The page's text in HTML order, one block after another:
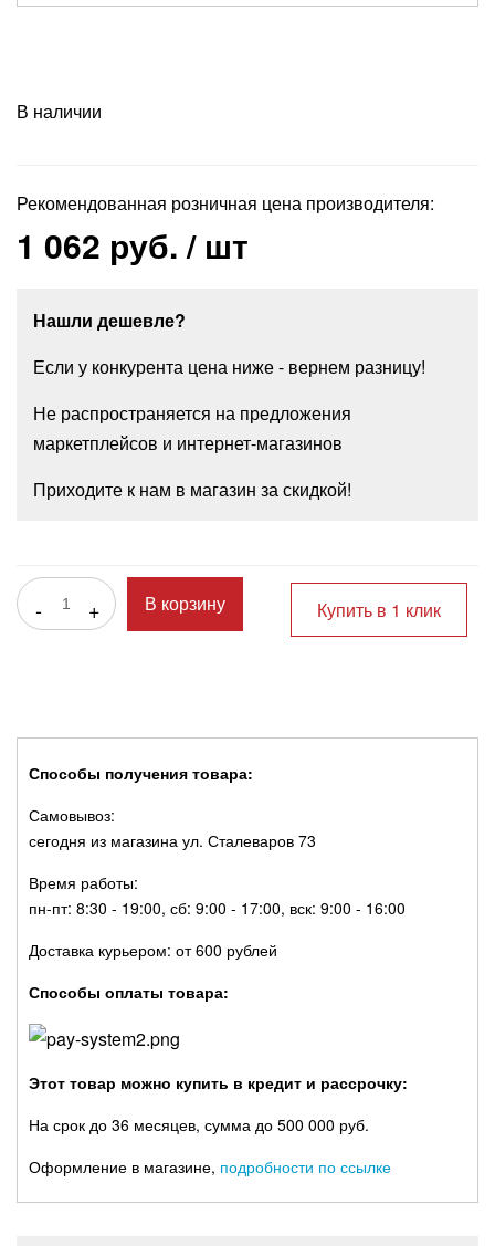
В наличии
Рекомендованная розничная цена производителя:
1 062 руб./ шт
Нашли дешевле?
Если у конкурента цена ниже - вернем разницу!
Не распространяется на предложения
маркетплейсов и интернет-магазинов
Приходите к нам в магазин за скидкой!
- + В корзину Купить в 1 клик
Способы получения товара:
Самовывоз:
сегодня из магазина ул. Сталеваров 73
Время работы:
пн-пт: 8:30 - 19:00, сб: 9:00 - 17:00, вск: 9:00 - 16:00
Доставка курьером: от 600 рублей
Способы оплаты товара:
Этот товар можно купить в кредит и рассрочку:
На срок до 36 месяцев, сумма до 500 000 руб.
Оформление в магазине, подробности по ссылке